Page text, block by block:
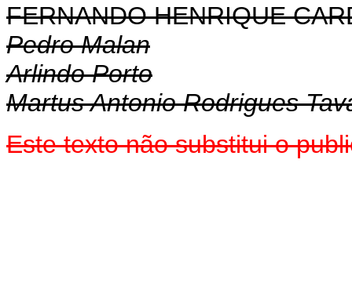
FERNANDO HENRIQUE
Pedro Malan
Arlindo Porto
Martus Antonio Rodrigues
Este texto não substitui o